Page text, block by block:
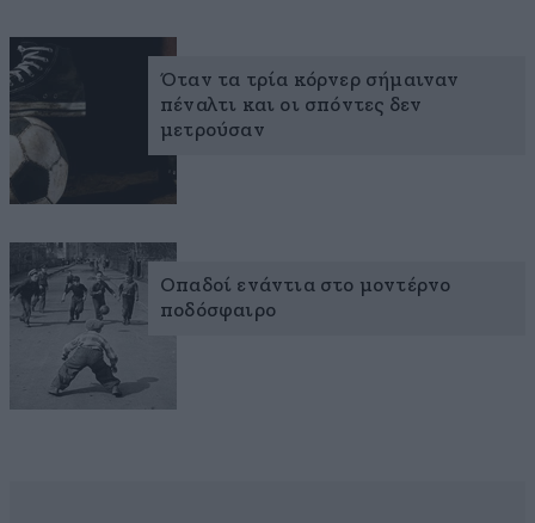
Όταν τα τρία κόρνερ σήμαιναν
πέναλτι και οι σπόντες δεν
μετρούσαν
Οπαδοί ενάντια στο μοντέρνο
ποδόσφαιρο